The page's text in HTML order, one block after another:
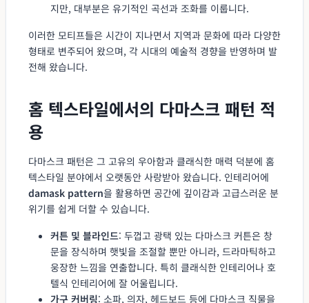
지만, 대부분은 유기적인 곡선과 조화를 이룹니다.
이러한 모티프들은 시간이 지나면서 지역과 문화에 따라 다양한
형태로 변주되어 왔으며, 각 시대의 예술적 경향을 반영하며 발
전해 왔습니다.
홈 텍스타일에서의 다마스크 패턴 적
용
다마스크 패턴은 그 고유의 우아함과 클래식한 매력 덕분에 홈
텍스타일 분야에서 오랫동안 사랑받아 왔습니다. 인테리어에
damask pattern을 활용하면 공간에 깊이감과 고급스러운 분
위기를 쉽게 더할 수 있습니다.
커튼 및 블라인드: 두껍고 광택 있는 다마스크 커튼은 창
문을 장식하며 햇빛을 조절할 뿐만 아니라, 드라마틱하고
웅장한 느낌을 연출합니다. 특히 클래식한 인테리어나 호
텔식 인테리어에 잘 어울립니다.
가구 커버링: 소파, 의자, 헤드보드 등에 다마스크 직물을